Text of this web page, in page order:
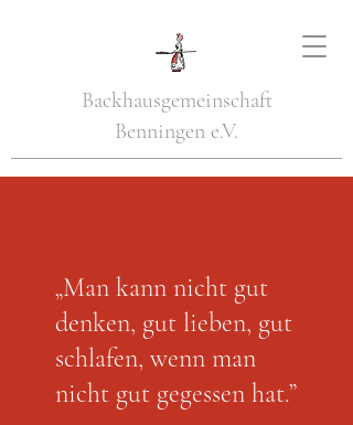
Backhausgemeinschaft
Benningen e.V.
„Man kann nicht gut
denken, gut lieben, gut
schlafen, wenn man
nicht gut gegessen hat.”